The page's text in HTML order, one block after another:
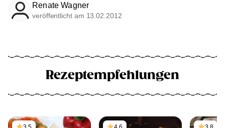
Renate Wagner
veröffentlicht am 13.02.2012
Rezeptempfehlungen